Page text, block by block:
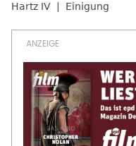
Hartz IV Einigung